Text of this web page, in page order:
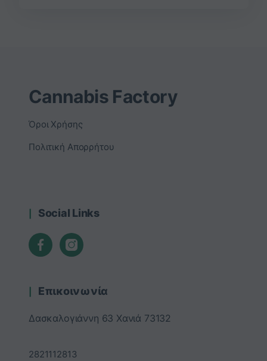
Cannabis Factory
Όροι Χρήσης
Πολιτική Απορρήτου
Social Links
Επικοινωνία
Δασκαλογιάννη 63 Χανιά 73132
2821112813